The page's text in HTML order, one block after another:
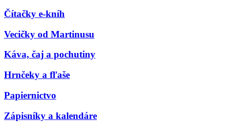
Čítačky e-kníh
Vecičky od Martinusu
Káva, čaj a pochutiny
Hrnčeky a fľaše
Papiernictvo
Zápisníky a kalendáre